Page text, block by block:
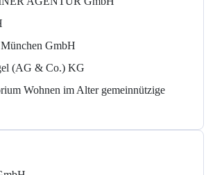
GmbH
(AG & Co.) KG
Wohnen im Alter gemeinnützige